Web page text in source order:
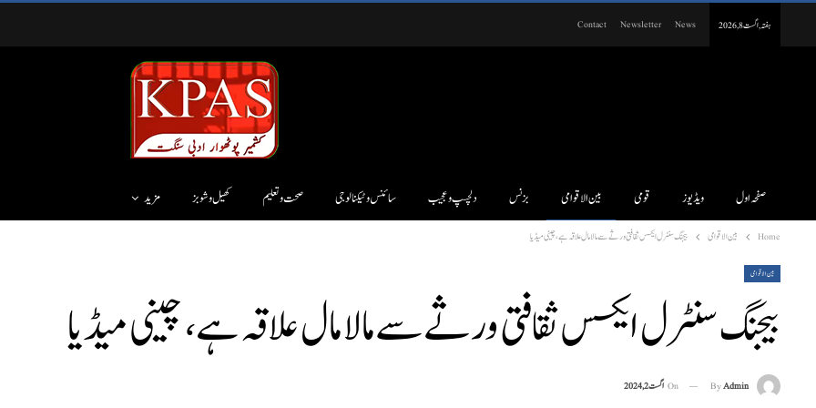
ہفتہ, اگست 8, 2026 News
Newsletter
Contact
صفحہ اول ویڈیوز قومی بین الاقوامی بزنس دلچسپ و عجیب سائنس وٹیکنالوجی صحت و تعلیم کھیل و شوبز مزید
Home بین الاقوامی بیجنگ سنٹرل ایکسس ثقافتی ورثے سے مالا مال علاقہ ہے، چینی میڈیا
بین الاقوامی
بیجنگ سنٹرل ایکسس ثقافتی ورثے سے مالا مال علاقہ ہے، چینی میڈیا
ByAdmin
On اگست 2, 2024